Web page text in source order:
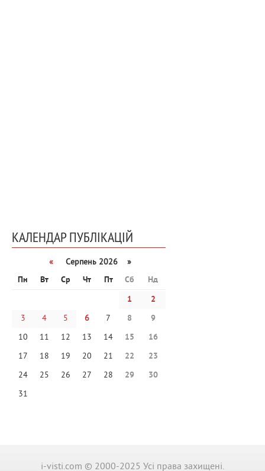
КАЛЕНДАР ПУБЛІКАЦІЙ
«
Серпень 2026 »
Пн
Вт Ср Чт Пт Сб
Нд
1
2
3
4 5 6 7 8
9
10
11 12 13 14 15
16
17
18 19 20 21 22
23
24
25 26 27 28 29
30
31
i-visti.com © 2000-2025 Усі права захищені.